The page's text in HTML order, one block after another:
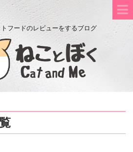
フードのレビューをするブログ